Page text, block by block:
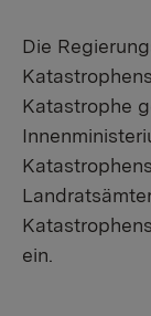
Die
Katastrophe
ein.